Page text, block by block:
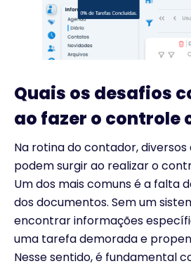
Quais os desafios
ao fazer o controle
Na rotina do contador, diversos
podem surgir ao realizar o
Um dos mais comuns é a falta
dos documentos. Sem um
encontrar informações
uma tarefa demorada e
Nesse sentido, é fundamental